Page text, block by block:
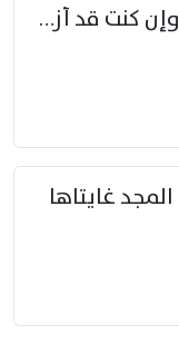
أفاطم مهلا بعض هذا التدلل … وإن كنت قد أزمعت صرمي فأجملي
غايتاها